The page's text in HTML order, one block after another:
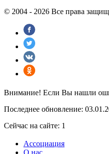
© 2004 - 2026 Все права
Внимание! Если Вы нашли
Последнее обновление:
Сейчас на сайте: 1
Ассоциация